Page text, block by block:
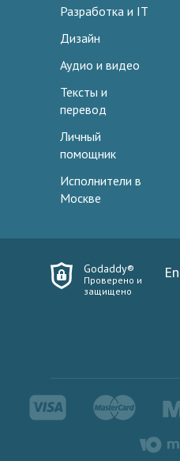
Разработка и IT
Дизайн
Аудио и видео
Тексты и
перевод
Личный
помощник
Исполнители в
Москве
Godaddy®
Проверено и
защищено